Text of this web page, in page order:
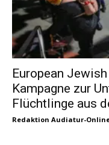
European
Kampagne zur
Flüchtlinge aus
Redaktion Audiatur-